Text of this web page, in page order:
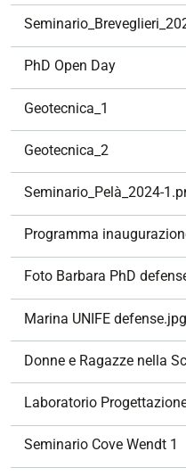
PhD Open Day
Geotecnica_1
Geotecnica_2
Seminario_Pelà_2024-
Programma
Foto Barbara PhD
Marina UNIFE defense.jpg
Donne e Ragazze nella
Laboratorio
Seminario Cove Wendt 1